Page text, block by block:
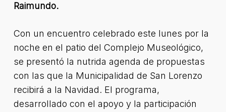
Raimundo.
Con un encuentro celebrado este lunes por la
noche en el patio del Complejo Museológico,
se presentó la nutrida agenda de propuestas
con las que la Municipalidad de San Lorenzo
recibirá a la Navidad. El programa,
desarrollado con el apoyo y la participación